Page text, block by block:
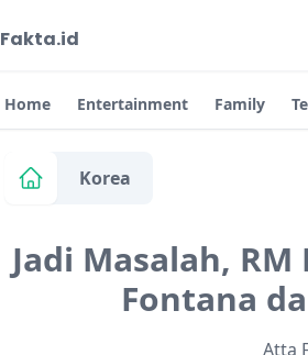
Fakta.id
Home Entertainment Family
Korea
Jadi Masalah,
Fontana
Atta